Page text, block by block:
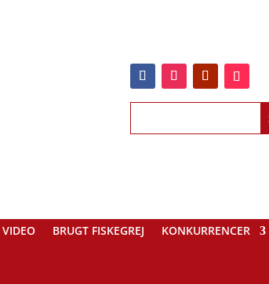
VIDEO BRUGT FISKEGREJ
KONKURRENCER